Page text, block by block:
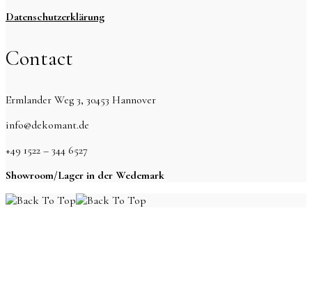
Datenschutzerklärung
Contact
Ermlander Weg 3, 30453 Hannover
info@dekomant.de
+49 1522 – 344 6527
Showroom/Lager in der Wedemark